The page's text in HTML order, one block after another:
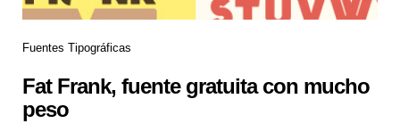
Fuentes Tipográficas
Fat Frank, fuente gratuita con mucho
peso